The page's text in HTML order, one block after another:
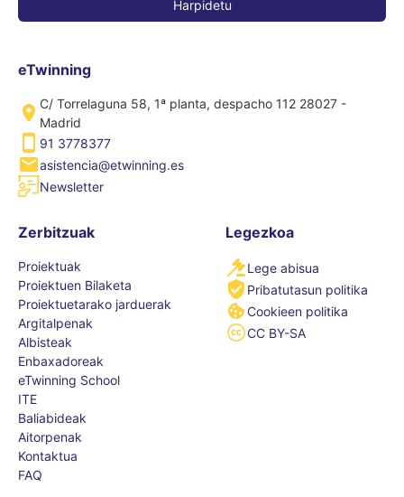
eTwinning
C/ Torrelaguna 58, 1ª planta, despacho 112 28027 -
Madrid
91 3778377
asistencia@etwinning.es
Newsletter
Zerbitzuak
Proiektuak
Proiektuen Bilaketa
Proiektuetarako jarduerak
Argitalpenak
Albisteak
Enbaxadoreak
eTwinning School
ITE
Baliabideak
Aitorpenak
Kontaktua
FAQ
Legezkoa
Lege abisua
Pribatutasun politika
Cookieen politika
CC BY-SA